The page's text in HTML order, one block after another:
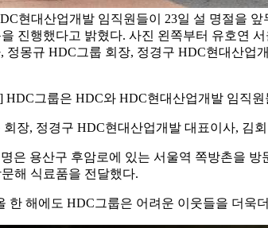
현대산업개발 임직원들이 23일 설 명절을 앞
진행했다고 밝혔다. 사진 왼쪽부터 유호연
정몽규 HDC그룹 회장, 정경구 HDC현대산업
HDC그룹은 HDC와 HDC현대산업개발 임직
장, 정경구 HDC현대산업개발 대표이사, 김
은 용산구 후암로에 있는 서울역 쪽방촌을
해 식료품을 전달했다.
한 해에도 HDC그룹은 어려운 이웃들을 더욱